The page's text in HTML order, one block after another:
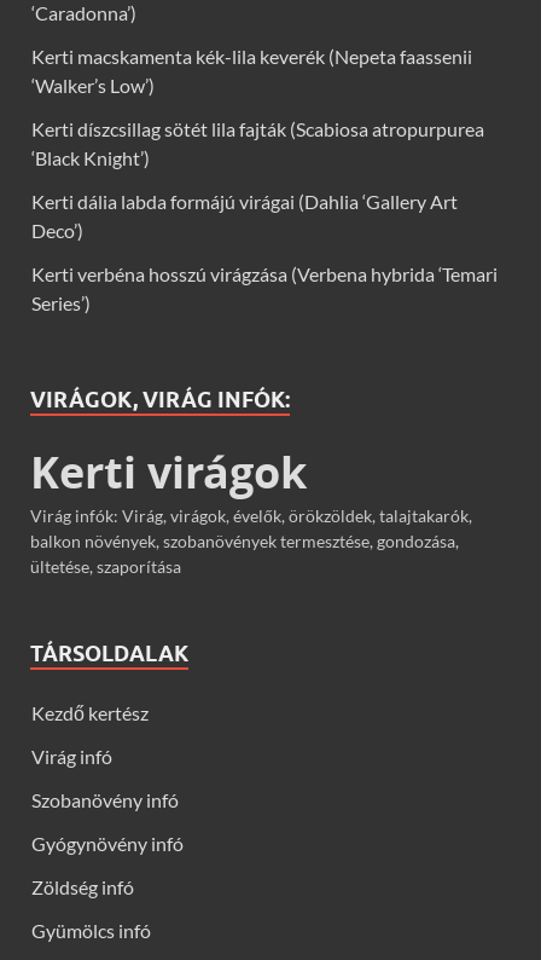
‘Caradonna’)
Kerti macskamenta kék-lila keverék (Nepeta faassenii
‘Walker’s Low’)
Kerti díszcsillag sötét lila fajták (Scabiosa atropurpurea
‘Black Knight’)
Kerti dália labda formájú virágai (Dahlia ‘Gallery Art
Deco’)
Kerti verbéna hosszú virágzása (Verbena hybrida ‘Temari
Series’)
VIRÁGOK, VIRÁG INFÓK:
Kerti virágok
Virág infók: Virág, virágok, évelők, örökzöldek, talajtakarók,
balkon növények, szobanövények termesztése, gondozása,
ültetése, szaporítása
TÁRSOLDALAK
Kezdő kertész
Virág infó
Szobanövény infó
Gyógynövény infó
Zöldség infó
Gyümölcs infó